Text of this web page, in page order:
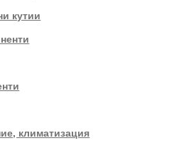
кутии
климатизация